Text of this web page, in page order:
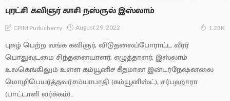
புரட்சி கவிஞர் காசி நஸ்ருல் இஸ்லாம்
CPIM Puducherry August 29, 2022 1.23K
புகழ் பெற்ற வங்க கவிஞர், விடுதலைப்போராட்ட வீரர்
பொதுவுடமை சிந்தனையாளர், எழுத்தாளர், இஸ்லாம்
உலகெங்கிலும் உள்ள கம்யூனிச கீதமான இன்டர்நேஷனலை
மொழிபெயர்த்தவர்.சம்யாபாதி (கம்யூனிஸ்ட்), சர்பஹாரா
(பாட்டாளி வர்க்கம்)...